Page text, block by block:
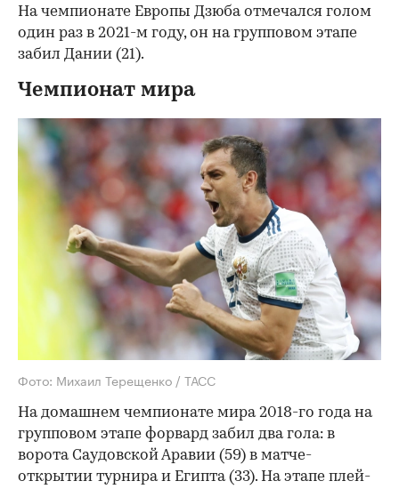
На чемпионате Европы Дзюба отмечался голом
один раз в 2021-м году, он на групповом этапе
забил Дании (21).
Чемпионат мира
Фото: Михаил Терещенко / ТАСС
На домашнем чемпионате мира 2018-го года на
групповом этапе форвард забил два гола: в
ворота Саудовской Аравии (59) в матче-
открытии турнира и Египта (33). На этапе плей-